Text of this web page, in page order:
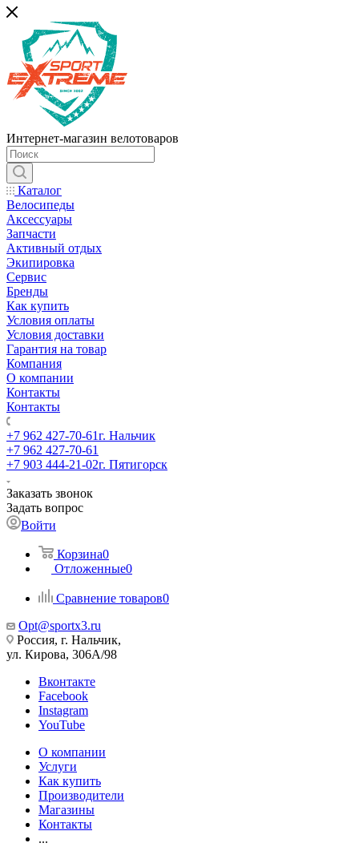
Интернет-магазин велотоваров
Каталог
Велосипеды
Аксессуары
Запчасти
Активный отдых
Экипировка
Сервис
Бренды
Как купить
Условия оплаты
Условия доставки
Гарантия на товар
Компания
О компании
Контакты
Контакты
+7 962 427-70-61г. Нальчик
+7 962 427-70-61
+7 903 444-21-02г. Пятигорск
Заказать звонок
Задать вопрос
Войти
Корзина0
Отложенные0
Сравнение товаров0
Opt@sportx3.ru
Россия, г. Нальчик,
ул. Кирова, 306А/98
Вконтакте
Facebook
Instagram
YouTube
О компании
Услуги
Как купить
Производители
Магазины
Контакты
...